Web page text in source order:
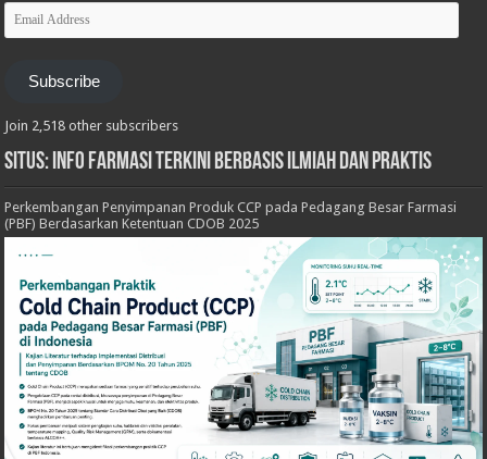
Email
Address
Subscribe
Join 2,518 other subscribers
Situs: Info Farmasi Terkini Berbasis Ilmiah dan Praktis
Perkembangan Penyimpanan Produk CCP pada Pedagang Besar Farmasi
(PBF) Berdasarkan Ketentuan CDOB 2025